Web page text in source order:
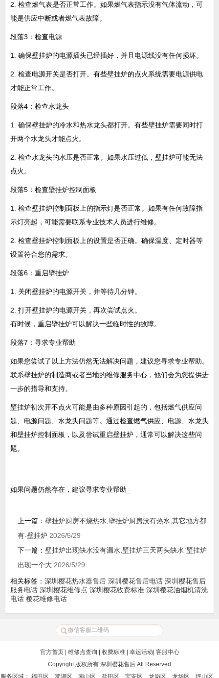
2. 检查燃气表是否正常工作。如果燃气表指示没有气体流动，可
能是供应中断或者燃气表故障。
段落3：检查电源
1. 确保壁挂炉的电源插头已经插好，并且电源线没有任何损坏。
2. 检查电源开关是否打开。有些壁挂炉的点火系统需要电源供电
才能正常工作。
段落4：检查水龙头
1. 确保壁挂炉的冷水和热水龙头都打开。有些壁挂炉需要同时打
开两个水龙头才能点火。
2. 检查水龙头的水压是否正常。如果水压过低，壁挂炉可能无法
点火。
段落5：检查壁挂炉控制面板
1. 检查壁挂炉控制面板上的指示灯是否正常。如果有任何故障指
示灯亮起，可能需要联系专业技术人员进行维修。
2. 检查壁挂炉控制面板上的设置是否正确。确保温度、定时器等
设置符合您的需求。
段落6：重启壁挂炉
1. 关闭壁挂炉的电源开关，并等待几分钟。
2. 打开壁挂炉的电源开关，再次尝试点火。
有时候，重启壁挂炉可以解决一些临时性的故障。
段落7：寻求专业帮助
如果您尝试了以上方法仍然无法解决问题，建议您寻求专业帮助。
联系壁挂炉的制造商或者当地的维修服务中心，他们会为您提供进
一步的指导和支持。
壁挂炉初次开不点火可能是由多种原因引起的，包括燃气供应问
题、电源问题、水龙头问题等。通过检查燃气供应、电源、水龙头
和壁挂炉控制面板，以及尝试重启壁挂炉，通常可以解决这些问
题。
如果问题仍然存在，建议寻求专业帮助_
上一篇： 壁挂炉厨房不烧热水,壁挂炉厨房没有热水,其它地方都
有-壁挂炉 2026/5/29
下一篇： 壁挂炉出现缺水没有漏水,壁挂炉三天两头缺水`壁挂炉
出现一个大 2026/5/29
相关标签： 深圳樱花热水器售后 深圳樱花售后电话 深圳樱花售后
服务电话 深圳樱花维修点 深圳樱花收费标准 深圳樱花油烟机清洗
电话 樱花维修电话
官方首页| 维修点查询 收费标准| 幸运活动 客服中心
Copyright 版权所有 深圳樱花售后 All Reserved
服务区域： 福田区、罗湖区、南山区、盐田区、宝安区、龙岗区、龙华区、坪山区、